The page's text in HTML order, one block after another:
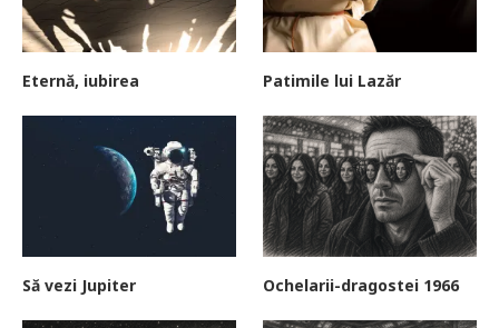
Eternă, iubirea Patimile lui Lazăr
Să vezi Jupiter Ochelarii-dragostei 1966